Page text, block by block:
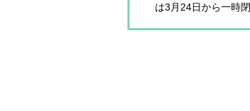
は3月24日から一時